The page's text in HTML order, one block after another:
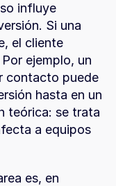
influye
Si una
el cliente
ejemplo, un
contacto puede
hasta en un
teórica: se trata
a equipos
es, en